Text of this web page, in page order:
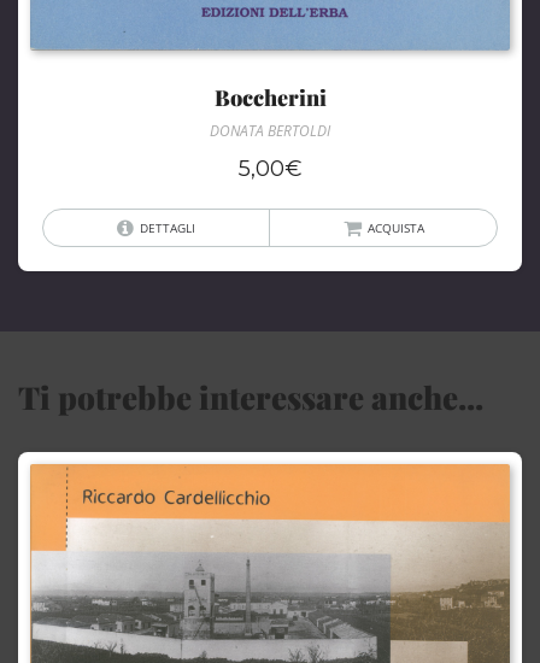
Boccherini
DONATA BERTOLDI
5,00€
DETTAGLI ACQUISTA
Ti potrebbe interessare anche...